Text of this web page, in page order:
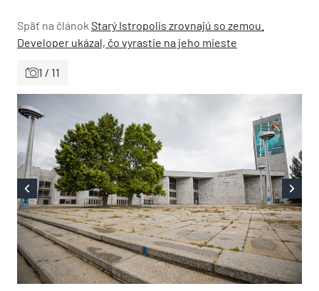
Späť na článok Starý Istropolis zrovnajú so zemou.
Developer ukázal, čo vyrastie na jeho mieste
1 / 11